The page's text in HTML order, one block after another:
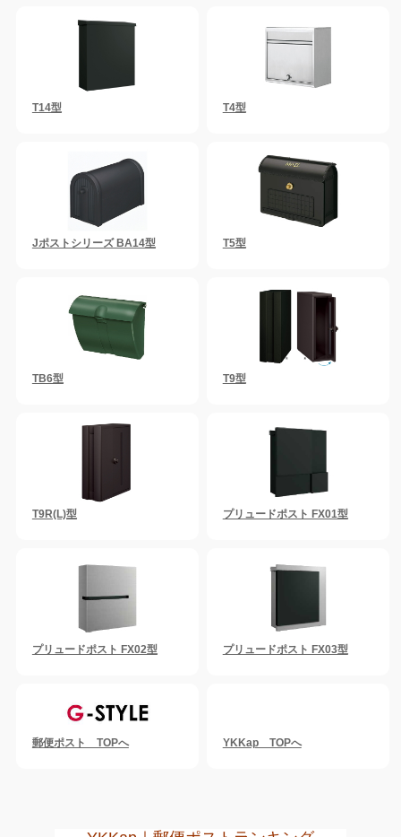
T14型 T4型
Jポストシリーズ BA14型 T5型
TB6型 T9型
T9R(L)型 プリュードポスト FX01型
プリュードポスト FX02型 プリュードポスト FX03型
郵便ポスト TOPへ YKKap TOPへ